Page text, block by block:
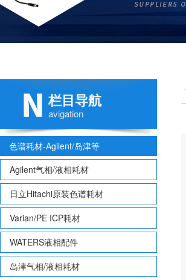
栏目导航
avigation
色谱耗材-Agilent/岛津等
Agilent气相/液相耗材
日立Hitachi原装色谱耗材
Varian/PE ICP耗材
WATERS液相配件
岛津气相/液相耗材